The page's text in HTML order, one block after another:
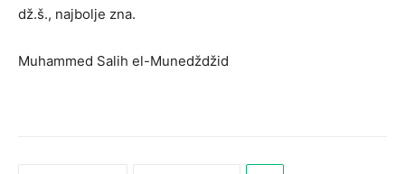
dž.š., najbolje zna.
Muhammed Salih el-Munedždžid